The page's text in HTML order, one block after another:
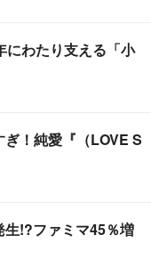
にわたり支える「小
！純愛『（LOVE S
生!?ファミマ45％増